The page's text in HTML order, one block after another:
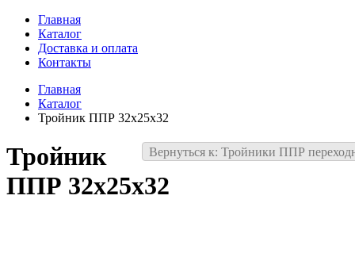
Главная
Каталог
Доставка и оплата
Контакты
Главная
Каталог
Тройник ППР 32х25х32
Вернуться к: Тройники ППР
Тройник
ППР 32х25х32